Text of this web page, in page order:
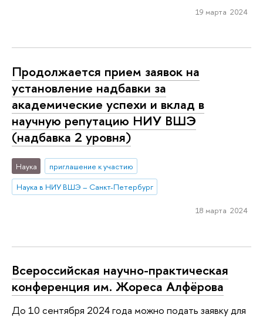
19 марта 2024
Продолжается прием заявок на
установление надбавки за
академические успехи и вклад в
научную репутацию НИУ ВШЭ
(надбавка 2 уровня)
Наука
приглашение к участию
Наука в НИУ ВШЭ – Санкт-Петербург
18 марта 2024
Всероссийская научно-практическая
конференция им. Жореса Алфёрова
До 10 сентября 2024 года можно подать заявку для